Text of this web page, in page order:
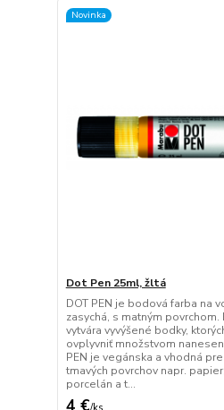
Novinka
Dot Pen 25ml, žltá
DOT PEN je bodová farba na
zasychá, s matným povrchom.
vytvára vyvýšené bodky,
ovplyvniť množstvom
PEN je vegánska a vhodná
tmavých povrchov napr.
porcelán a t...
4 €